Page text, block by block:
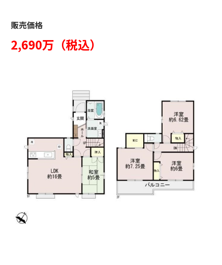
販売価格
2,690万（税込）